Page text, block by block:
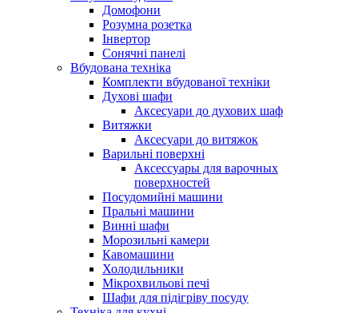
Домофони
Розумна розетка
Інвертор
Сонячні панелі
Вбудована техніка
Комплекти вбудованої техніки
Духові шафи
Аксесуари до духових шаф
Витяжки
Аксесуари до витяжок
Варильні поверхні
Аксессуары для варочных
поверхностей
Посудомийні машини
Пральні машини
Винні шафи
Морозильні камери
Кавомашини
Холодильники
Мікрохвильові печі
Шафи для підігріву посуду